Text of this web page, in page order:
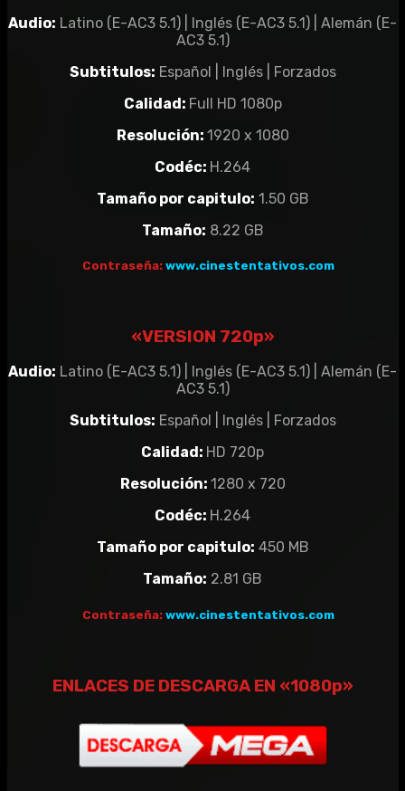
Audio: Latino (E-AC3 5.1) | Inglés (E-AC3 5.1) | Alemán (E-
AC3 5.1)
Subtitulos: Español | Inglés | Forzados
Calidad: Full HD 1080p
Resolución: 1920 x 1080
Codéc: H.264
Tamaño por capitulo: 1.50 GB
Tamaño: 8.22 GB
Contraseña: www.cinestentativos.com
«VERSION 720p»
Audio: Latino (E-AC3 5.1) | Inglés (E-AC3 5.1) | Alemán (E-
AC3 5.1)
Subtitulos: Español | Inglés | Forzados
Calidad: HD 720p
Resolución: 1280 x 720
Codéc: H.264
Tamaño por capitulo: 450 MB
Tamaño: 2.81 GB
Contraseña: www.cinestentativos.com
ENLACES DE DESCARGA EN «1080p»